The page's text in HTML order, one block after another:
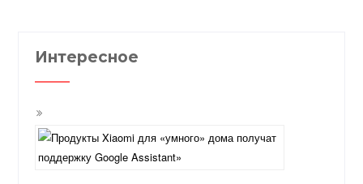
Интересное